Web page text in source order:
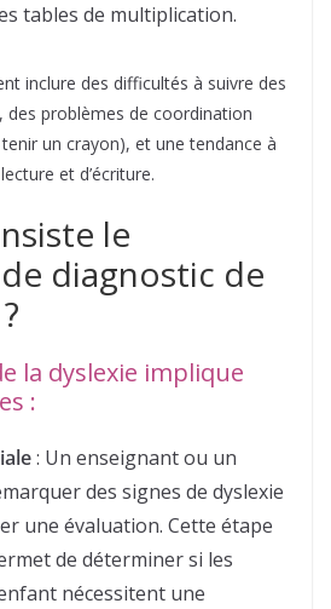
tables de multiplication.
inclure des difficultés à suivre des
des problèmes de coordination
un crayon), et une tendance à
et d’écriture.
le
diagnostic de
la dyslexie implique
:
: Un enseignant ou un
des signes de dyslexie
une évaluation. Cette étape
de déterminer si les
nécessitent une